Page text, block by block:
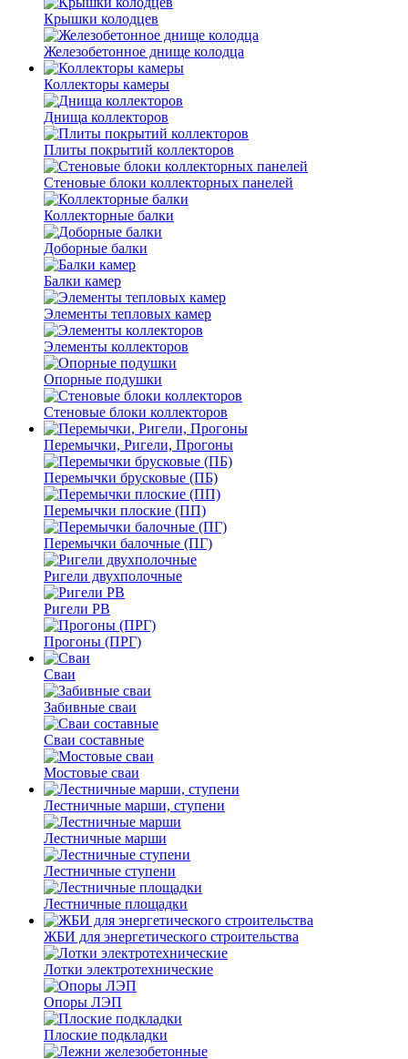
Крышки колодцев
Железобетонное днище колодца
Коллекторы камеры
Днища коллекторов
Плиты покрытий коллекторов
Стеновые блоки коллекторных панелей
Коллекторные балки
Доборные балки
Балки камер
Элементы тепловых камер
Элементы коллекторов
Опорные подушки
Стеновые блоки коллекторов
Перемычки, Ригели, Прогоны
Перемычки брусковые (ПБ)
Перемычки плоские (ПП)
Перемычки балочные (ПГ)
Ригели двухполочные
Ригели РВ
Прогоны (ПРГ)
Сваи
Забивные сваи
Сваи составные
Мостовые сваи
Лестничные марши, ступени
Лестничные марши
Лестничные ступени
Лестничные площадки
ЖБИ для энергетического строительства
Лотки электротехнические
Опоры ЛЭП
Плоские подкладки